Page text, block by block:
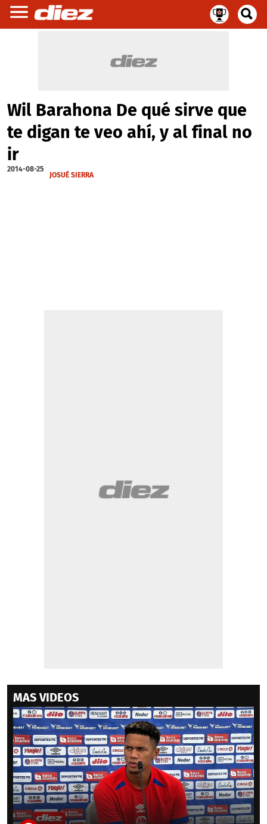
Wil Barahona De qué sirve que
te digan te veo ahí, y al final no
ir
2014-08-25
JOSUÉ SIERRA
MAS VIDEOS